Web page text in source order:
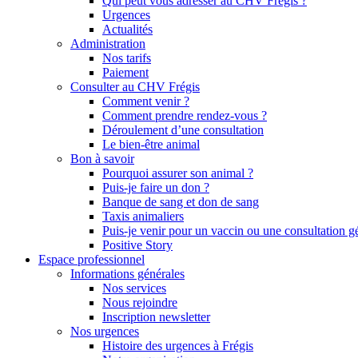
Urgences
Actualités
Administration
Nos tarifs
Paiement
Consulter au CHV Frégis
Comment venir ?
Comment prendre rendez-vous ?
Déroulement d’une consultation
Le bien-être animal
Bon à savoir
Pourquoi assurer son animal ?
Puis-je faire un don ?
Banque de sang et don de sang
Taxis animaliers
Puis-je venir pour un vaccin ou une consultation
Positive Story
Espace professionnel
Informations générales
Nos services
Nous rejoindre
Inscription newsletter
Nos urgences
Histoire des urgences à Frégis